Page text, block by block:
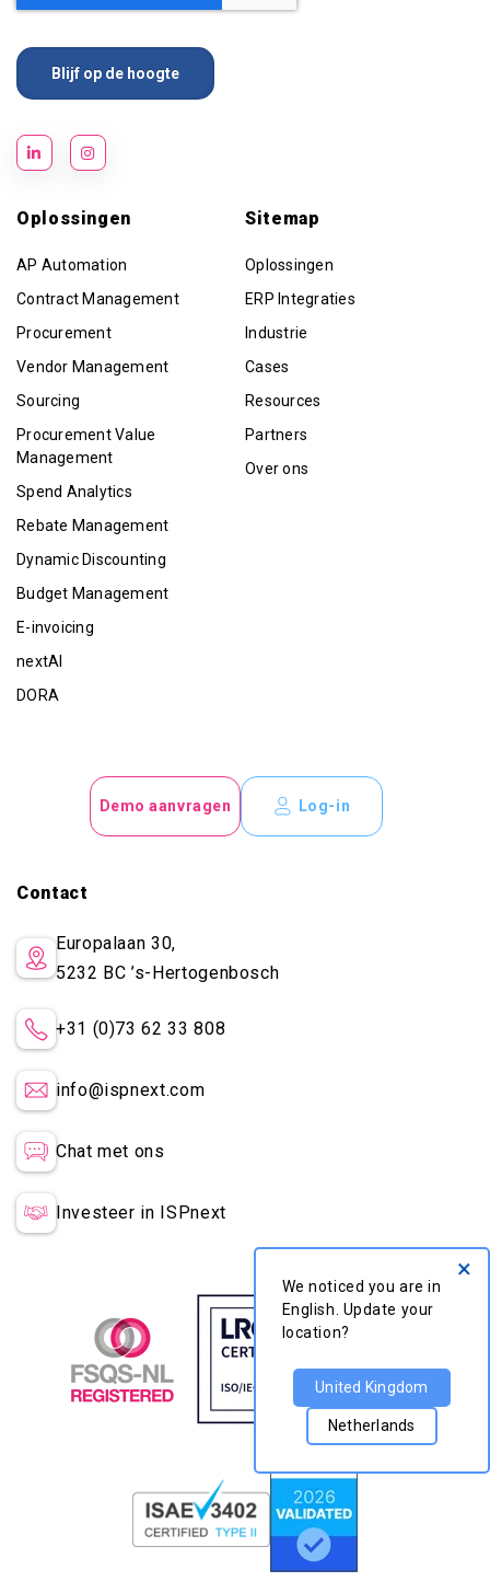
Oplossingen
AP Automation
Contract Management
Procurement
Vendor Management
Sourcing
Procurement Value
Management
Spend Analytics
Rebate Management
Dynamic Discounting
Budget Management
E-invoicing
nextAI
DORA
Sitemap
Oplossingen
ERP Integraties
Industrie
Cases
Resources
Partners
Over ons
Demo aanvragen Log-in
Contact
Europalaan 30,
5232 BC’s-Hertogenbosch
+31 (0)73 62 33 808
info@ispnext.com
Chat met ons
Investeer in ISPnext
m
Netherl